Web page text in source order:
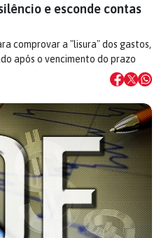
e esconde contas
comprovar a "lisura" dos gastos,
após o vencimento do prazo